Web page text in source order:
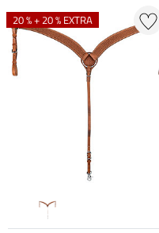
20 % + 20 % EXTRA